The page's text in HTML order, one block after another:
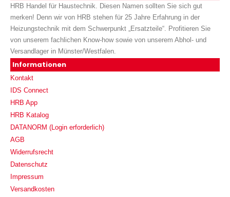
HRB Handel für Haustechnik. Diesen Namen sollten Sie sich gut
merken! Denn wir von HRB stehen für 25 Jahre Erfahrung in der
Heizungstechnik mit dem Schwerpunkt „Ersatzteile“. Profitieren Sie
von unserem fachlichen Know-how sowie von unserem Abhol- und
Versandlager in Münster/Westfalen.
Informationen
Kontakt
IDS Connect
HRB App
HRB Katalog
DATANORM (Login erforderlich)
AGB
Widerrufsrecht
Datenschutz
Impressum
Versandkosten